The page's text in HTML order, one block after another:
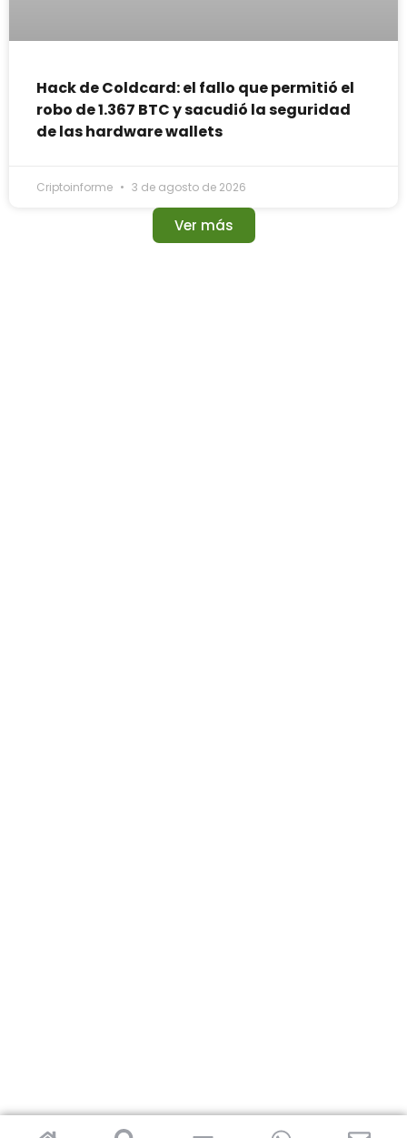
Hack de Coldcard: el fallo que permitió el
robo de 1.367 BTC y sacudió la seguridad
de las hardware wallets
Criptoinforme 3 de agosto de 2026
Ver más